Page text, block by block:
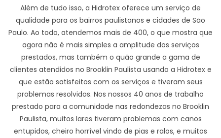
Além de tudo isso, a Hidrotex oferece um serviço de
qualidade para os bairros paulistanos e cidades de São
Paulo. Ao todo, atendemos mais de 400, o que mostra que
agora não é mais simples a amplitude dos serviços
prestados, mas também o quão grande a gama de
clientes atendidos no Brooklin Paulista usando a Hidrotex e
que estão satisfeitos com os serviços e tiveram seus
problemas resolvidos. Nos nossos 40 anos de trabalho
prestado para a comunidade nas redondezas no Brooklin
Paulista, muitos lares tiveram problemas com canos
entupidos, cheiro horrível vindo de pias e ralos, e muitos